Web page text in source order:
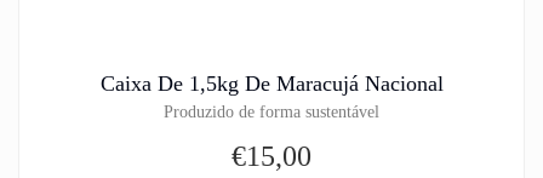
Caixa De 1,5kg De Maracujá Nacional
Produzido de forma sustentável
€15,00